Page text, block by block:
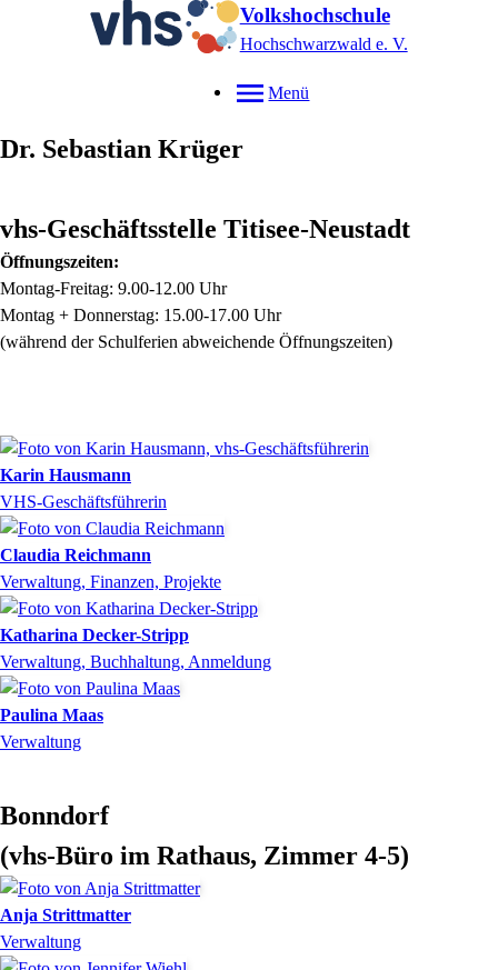
Volkshochschule
Hochschwarzwald e. V.
Menü
Dr. Sebastian Krüger
vhs-Geschäftsstelle Titisee-Neustadt
Öffnungszeiten:
Montag-Freitag: 9.00-12.00 Uhr
Montag + Donnerstag: 15.00-17.00 Uhr
(während der Schulferien abweichende Öffnungszeiten)
Karin Hausmann
VHS-Geschäftsführerin
Claudia Reichmann
Verwaltung, Finanzen, Projekte
Katharina Decker-Stripp
Verwaltung, Buchhaltung, Anmeldung
Paulina Maas
Verwaltung
Bonndorf
(vhs-Büro im Rathaus, Zimmer 4-5)
Anja Strittmatter
Verwaltung